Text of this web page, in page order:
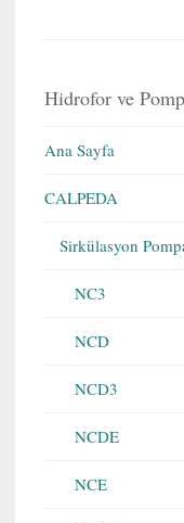
Hidrofor ve
Ana Sayfa
CALPEDA
Sirkülasyon
NC3
NCD
NCD3
NCDE
NCE